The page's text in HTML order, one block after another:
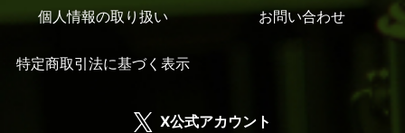
個人情報の取り扱い お問い合わせ
特定商取引法に基づく表示
X公式アカウント